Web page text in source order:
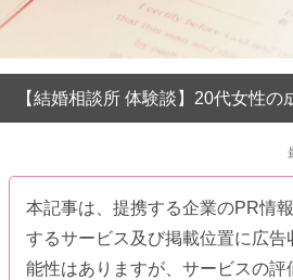
【結婚相談所 体験談】20代女性の
本記事は、提携する企業のPR情
するサービス及び掲載位置に広
能性はありますが、サービスの評